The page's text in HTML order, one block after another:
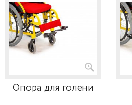
Опора для голени